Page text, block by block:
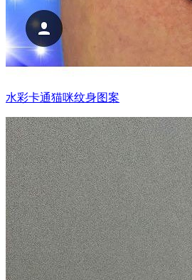
水彩卡通猫咪纹身图案